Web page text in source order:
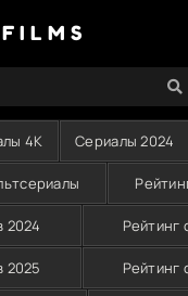
4K Сериалы 2024
2024 Рейтинг
2025 Рейтинг